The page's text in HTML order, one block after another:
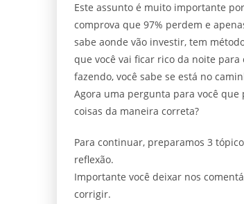
Este assunto é muito importante
comprova que 97% perdem e
sabe aonde vão investir, tem
que você vai ficar rico da noite
fazendo, você sabe se está no
Agora uma pergunta para você
coisas da maneira correta?
Para continuar, preparamos 3
reflexão.
Importante você deixar nos
corrigir.